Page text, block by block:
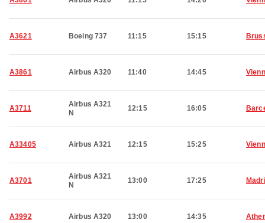
A3621 Boeing 737 11:15 15:15
A3861 Airbus A320 11:40 14:45
A3711
Airbus A321
N
12:15 16:05
A33405 Airbus A321 12:15 15:25
A3701
Airbus A321
N
13:00 17:25
A3992 Airbus A320 13:00 14:35